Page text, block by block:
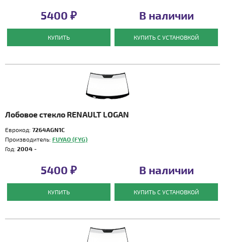
5400 ₽
КУПИТЬ
В наличии
КУПИТЬ С УСТАНОВКОЙ
Лобовое стекло RENAULT LOGAN
Еврокод: 7264AGN1C
Производитель: FUYAO (FYG)
Год: 2004 -
5400 ₽
КУПИТЬ
В наличии
КУПИТЬ С УСТАНОВКОЙ